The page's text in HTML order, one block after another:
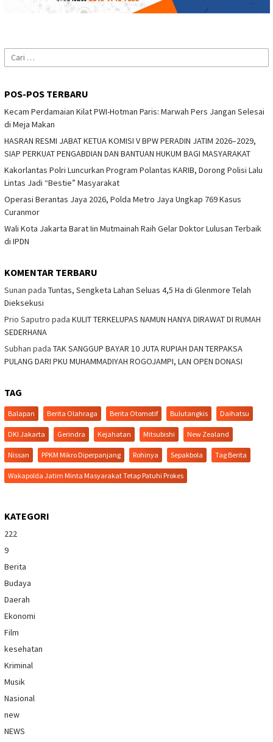
Cari
untuk:
POS-POS TERBARU
Kecam Perdamaian Kilat PWI-Hotman Paris: Marwah Pers Jangan Selesai
di Meja Makan
HASRAN RESMI JABAT KETUA KOMISI V BPW PERADIN JATIM 2026–2029,
SIAP PERKUAT PENGABDIAN DAN BANTUAN HUKUM BAGI MASYARAKAT
Kakorlantas Polri Luncurkan Program Polantas KARIB, Dorong Polisi Lalu
Lintas Jadi “Bestie” Masyarakat
Operasi Berantas Jaya 2026, Polda Metro Jaya Ungkap 769 Kasus
Curanmor
Wali Kota Jakarta Barat Iin Mutmainah Raih Gelar Doktor Lulusan Terbaik
di IPDN
KOMENTAR TERBARU
Sunan pada Tuntas, Sengketa Lahan Seluas 4,5 Ha di Glenmore Telah
Dieksekusi
Prio Saputro pada KULIT TERKELUPAS NAMUN HANYA DIRAWAT DI RUMAH
SEDERHANA
Subhan pada TAK SANGGUP BAYAR 10 JUTA RUPIAH DAN TERPAKSA
PULANG DARI PKU MUHAMMADIYAH ROGOJAMPI, LAN OPEN DONASI
TAG
Balapan Berita Olahraga Berita Otomotif Bulutangkis Daihatsu
DKI Jakarta Gerindra Kejahatan Mitsubishi New Zealand
Nissan PPKM Mikro Diperpanjang Rohinya Sepakbola Tag Berita
Wakapolda Jatim Minta Masyarakat Tetap Patuhi Prokes
KATEGORI
222
9
Berita
Budaya
Daerah
Ekonomi
Film
kesehatan
Kriminal
Musik
Nasional
new
NEWS